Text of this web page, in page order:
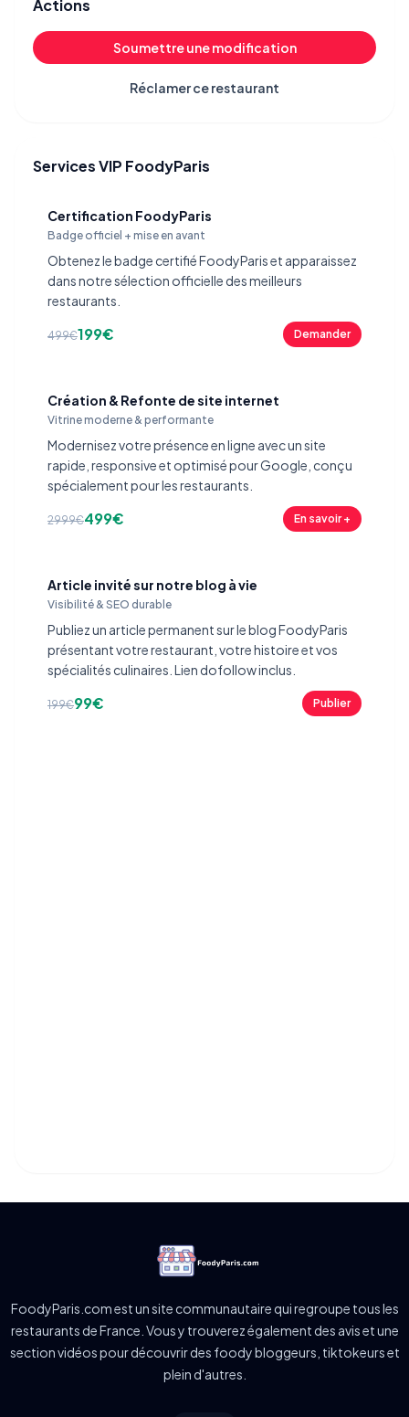
Actions
Soumettre une modification
Réclamer ce restaurant
Services VIP FoodyParis
Certification FoodyParis
Badge officiel + mise en avant
Obtenez le badge certifié FoodyParis et apparaissez
dans notre sélection officielle des meilleurs
restaurants.
499€199€ Demander
Création & Refonte de site internet
Vitrine moderne & performante
Modernisez votre présence en ligne avec un site
rapide, responsive et optimisé pour Google, conçu
spécialement pour les restaurants.
2999€499€ En savoir +
Article invité sur notre blog à vie
Visibilité & SEO durable
Publiez un article permanent sur le blog FoodyParis
présentant votre restaurant, votre histoire et vos
spécialités culinaires. Lien dofollow inclus.
199€99€ Publier
FoodyParis.com est un site communautaire qui regroupe tous les
restaurants de France. Vous y trouverez également des avis et une
section vidéos pour découvrir des foody bloggeurs, tiktokeurs et
plein d'autres.